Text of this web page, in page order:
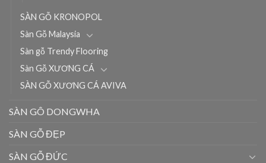
SÀN GỖ KRONOPOL
Sàn Gỗ Malaysia
Sàn gỗ Trendy Flooring
Sàn Gỗ XƯƠNG CÁ
SÀN GỖ XƯƠNG CÁ AVIVA
SÀN GÔ DONGWHA
SÀN GỖ ĐẸP
SÀN GỖ ĐỨC